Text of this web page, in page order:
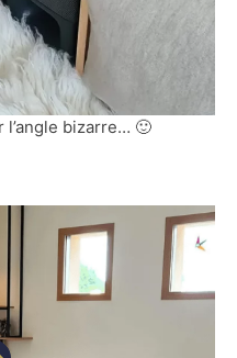
bizarre… 🙂